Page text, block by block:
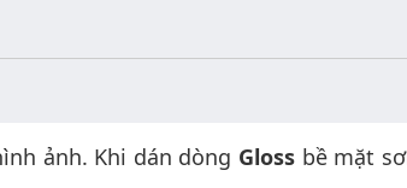
ảnh. Khi dán dòng Gloss bề mặt